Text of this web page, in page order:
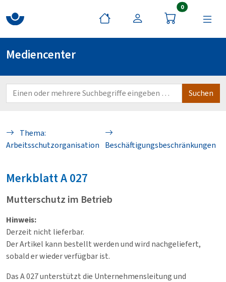
0Artikel im
Mediencenter
Thema:
Arbeitsschutzorganisation
Beschäftigungsbeschränkungen
MerkblattA 027
Mutterschutz im Betrieb
Hinweis:
Derzeit nicht lieferbar.
Der Artikel kann bestellt werden und wird nachgeliefert,
sobald er wieder verfügbar ist.
Das A 027 unterstützt die Unternehmensleitung und